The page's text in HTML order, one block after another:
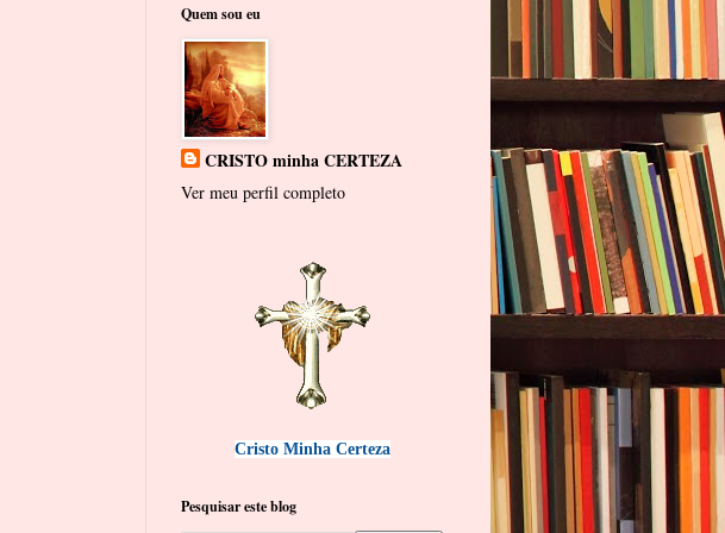
Quem sou eu
CRISTO minha CERTEZA
Ver meu perfil completo
Cristo Minha Certeza
Pesquisar este blog